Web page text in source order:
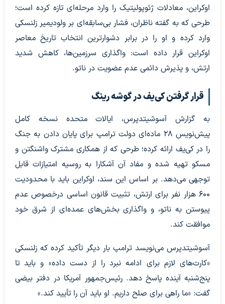
اوکراین، معادلات ژئوپولیتیک را وارد مرحله‌ای تازه کرده است؛
طرحی که به گفته ناظران، فشار بی‌سابقه‌ای بر ولودیمیر زلنسکی
وارد کرده و او را در برابر دشوارترین انتخاب تاریخ معاصر
اوکراین قرار داده است: واگذاری سرزمین‌ها، کاهش شدید
ارتش، و پذیرش دائمی عدم عضویت در ناتو.
قرار گرفتن کی‌یف در گوشه رینگ
به گزارش آسوشیتدپرس، ایالات متحده نسخه کامل
پیش‌نویس ۲۸ ماده‌ای دولت ترامپ برای پایان دادن به جنگ
را در کی‌یف ارائه کرده؛ طرحی که از همکاری مشترک واشنگتن و
مسکو تهیه شده و مفاد آن آشکارا به روسیه امتیازات قابل
توجهی می‌دهد. بر اساس این سند، اوکراین باید با محدودیت
۶۰۰ هزار نفر برای ارتش، تثبیت قانون اساسی درخصوص عدم
پیوستن به ناتو، و واگذاری بخش‌های عمده‌ای از شرق خود
موافقت کند.
آسوشیتدپرس می‌نویسد ترامپ بار دیگر تأکید کرده که زلنسکی
«کارت‌های لازم برای ادامه نبرد را از دست داده» و باید تا
پنج‌شنبه آینده پاسخ دهد. رئیس‌جمهور آمریکا در دفتر بیضی
گفت: «ما راهی برای صلح داریم. او باید آن را تأیید کند.»